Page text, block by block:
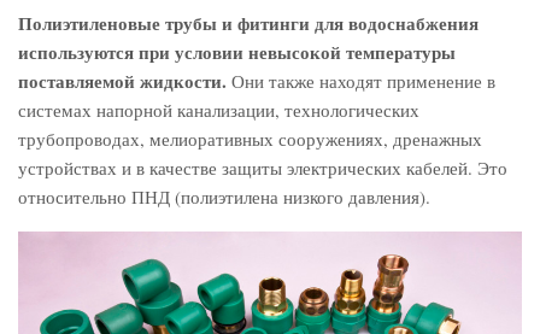
Полиэтиленовые трубы и фитинги для водоснабжения
используются при условии невысокой температуры
поставляемой жидкости. Они также находят применение в
системах напорной канализации, технологических
трубопроводах, мелиоративных сооружениях, дренажных
устройствах и в качестве защиты электрических кабелей. Это
относительно ПНД (полиэтилена низкого давления).